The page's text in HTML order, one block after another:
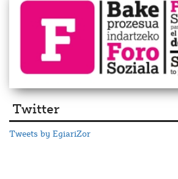
Twitter
Tweets by EgiariZor